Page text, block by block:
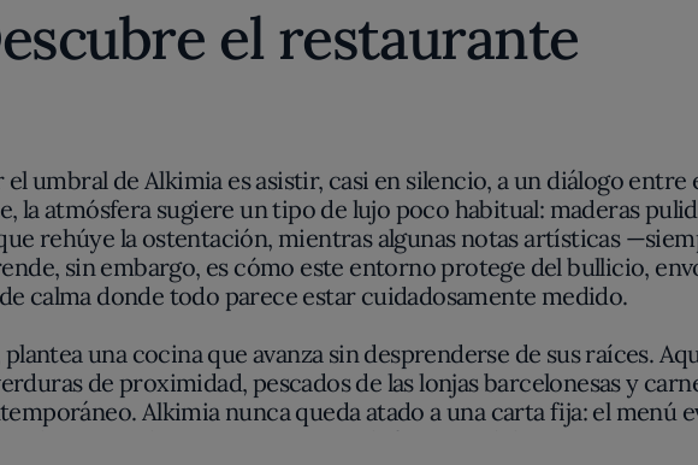
el restaurante
umbral de Alkimia es asistir, casi en silencio, a un diálogo entre
la atmósfera sugiere un tipo de lujo poco habitual: maderas
rehúye la ostentación, mientras algunas notas artísticas
sin embargo, es cómo este entorno protege del bullicio,
calma donde todo parece estar cuidadosamente medido.
una cocina que avanza sin desprenderse de sus raíces.
de proximidad, pescados de las lonjas barcelonesas y
Alkimia nunca queda atado a una carta fija: el menú